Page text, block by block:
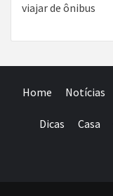
viajar de ônibus
Home Notícias
Dicas Casa